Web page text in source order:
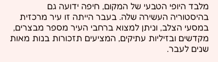
מלבד היופי הטבעי של המקום, חיפה ידועה גם
בהיסטוריה העשירה שלה. בעבר הייתה זו עיר מרכזית
במסעי הצלב, וניתן למצוא ברחבי העיר מספר מבצרים,
מקדשים ובזיליות עתיקים, המציעים תזכורות בנות מאות
שנים לעבר.